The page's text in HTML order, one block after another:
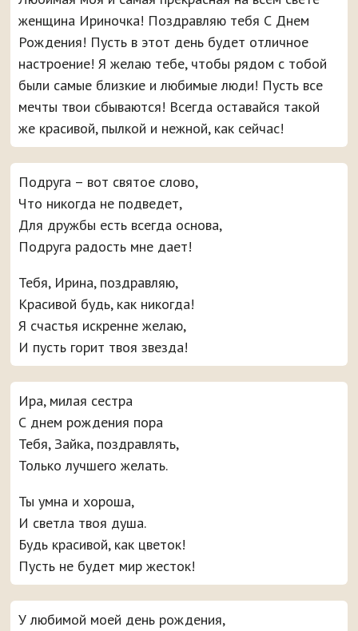
женщина Ириночка! Поздравляю тебя С Днем
Рождения! Пусть в этот день будет отличное
настроение! Я желаю тебе, чтобы рядом с тобой
были самые близкие и любимые люди! Пусть все
мечты твои сбываются! Всегда оставайся такой
же красивой, пылкой и нежной, как сейчас!
Подруга – вот святое слово,
Что никогда не подведет,
Для дружбы есть всегда основа,
Подруга радость мне дает!
Тебя, Ирина, поздравляю,
Красивой будь, как никогда!
Я счастья искренне желаю,
И пусть горит твоя звезда!
Ира, милая сестра
С днем рождения пора
Тебя, Зайка, поздравлять,
Только лучшего желать.
Ты умна и хороша,
И светла твоя душа.
Будь красивой, как цветок!
Пусть не будет мир жесток!
У любимой моей день рождения,